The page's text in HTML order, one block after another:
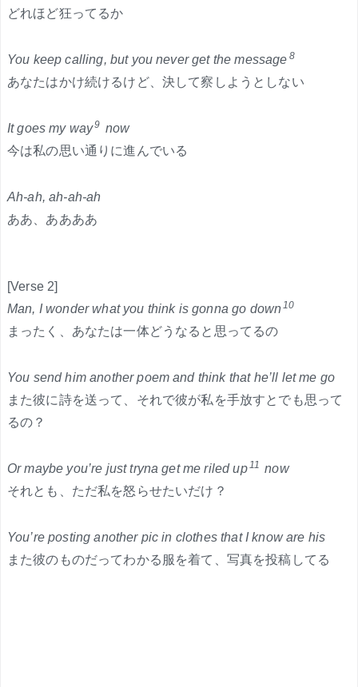
どれほど狂ってるか
You keep calling, but you never get the message 8
あなたはかけ続けるけど、決して察しようとしない
It goes my way9 now
今は私の思い通りに進んでいる
Ah-ah, ah-ah-ah
ああ、ああああ
[Verse 2]
Man, I wonder what you think is gonna go down10
まったく、あなたは一体どうなると思ってるの
You send him another poem and think that he’ll let me go
また彼に詩を送って、それで彼が私を手放すとでも思って
るの？
Or maybe you’re just tryna get me riled up11 now
それとも、ただ私を怒らせたいだけ？
You’re posting another pic in clothes that I know are his
また彼のものだってわかる服を着て、写真を投稿してる